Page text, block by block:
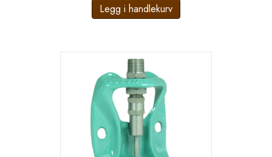
Legg i handlekurv